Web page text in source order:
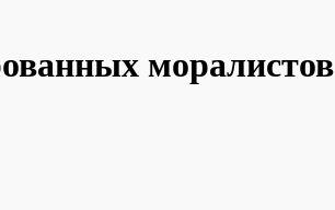
моралистов